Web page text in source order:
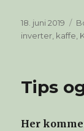
Publisert
18. juni 2019
inverter kaffe
Tips
Her